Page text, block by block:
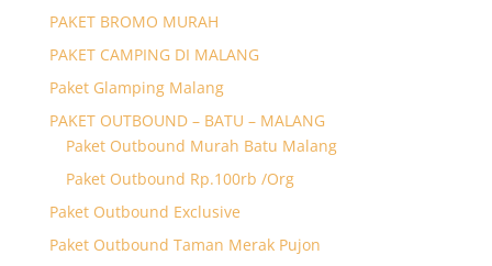
PAKET BROMO MURAH
PAKET CAMPING DI MALANG
Paket Glamping Malang
PAKET OUTBOUND – BATU – MALANG
Paket Outbound Murah Batu Malang
Paket Outbound Rp.100rb /Org
Paket Outbound Exclusive
Paket Outbound Taman Merak Pujon